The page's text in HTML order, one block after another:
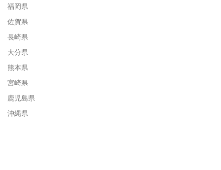
福岡県
佐賀県
長崎県
大分県
熊本県
宮崎県
鹿児島県
沖縄県